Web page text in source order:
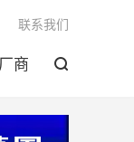
商 
联系我们